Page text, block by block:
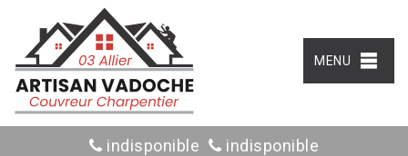
MENU
indisponible indisponible